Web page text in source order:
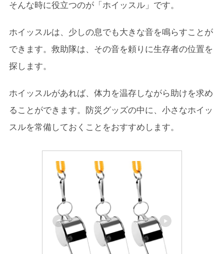
そんな時に役立つのが「ホイッスル」です。
ホイッスルは、少しの息でも大きな音を鳴らすことが
できます。救助隊は、その音を頼りに生存者の位置を
探します。
ホイッスルがあれば、体力を温存しながら助けを求め
ることができます。防災グッズの中に、小さなホイッ
スルを常備しておくことをおすすめします。